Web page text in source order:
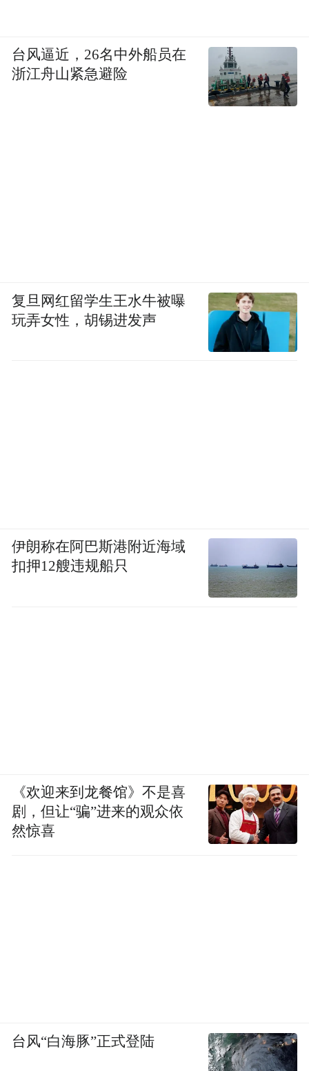
台风逼近，26名中外船员在
浙江舟山紧急避险
复旦网红留学生王水牛被曝
玩弄女性，胡锡进发声
伊朗称在阿巴斯港附近海域
扣押12艘违规船只
《欢迎来到龙餐馆》不是喜
剧，但让“骗”进来的观众依
然惊喜
台风“白海豚”正式登陆